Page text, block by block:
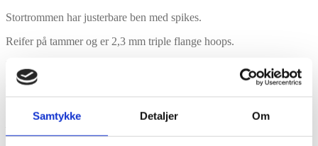
Samtykke Detaljer Om
Stortrommen har justerbare ben med spikes.
Reifer på tammer og er 2,3 mm triple flange hoops.
Der er RIMS på 10″ og 12″ tammerne for ekstra god sustain.
Trommerne er monteret med professionelle Search skind på både
– Tamskind: D57 Clear på slagsiden og S10 Clear på resonant siden